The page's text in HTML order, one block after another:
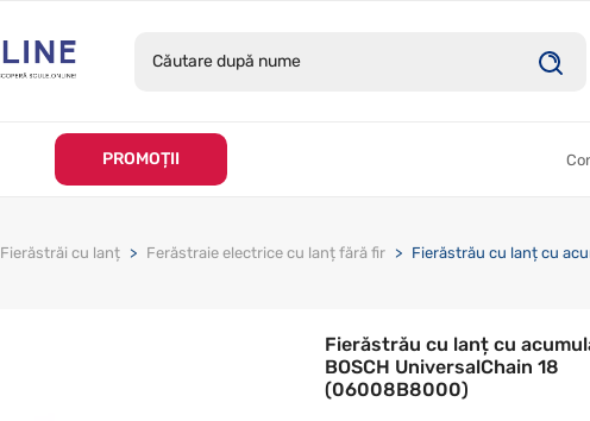
PROMOȚII
Fierăstrăi cu lanț Ferăstraie electrice cu lanț fără fir Fierăstrău cu lanț cu
Fierăstrău cu lanț cu
BOSCH UniversalChain 18
(06008B8000)